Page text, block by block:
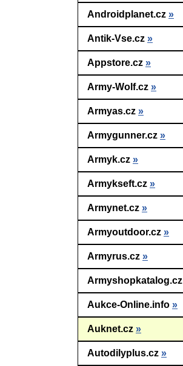
Androidplanet.cz »
Antik-Vse.cz »
Appstore.cz »
Army-Wolf.cz »
Armyas.cz »
Armygunner.cz »
Armyk.cz »
Armykseft.cz »
Armynet.cz »
Armyoutdoor.cz »
Armyrus.cz »
Armyshopkatalog.cz
Aukce-Online.info »
Auknet.cz »
Autodilyplus.cz »